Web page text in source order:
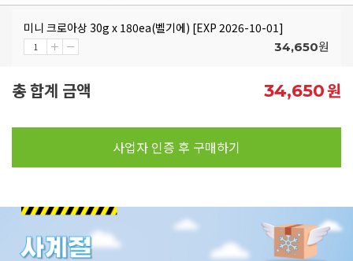
미니 크로아상 30g x 180ea(벨기에) [EXP 2026-10-01]
34,650원
총 합계 금액 34,650원
사업자 인증 후 구매하기